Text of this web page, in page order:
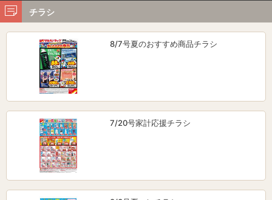
チラシ
8/7号夏のおすすめ商品チラシ
7/20号家計応援チラシ